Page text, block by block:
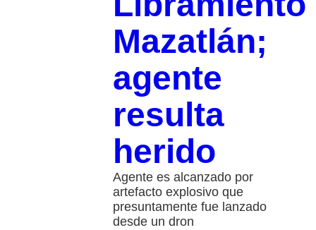
Mazatlán;
agente
resulta
herido
Agente es alcanzado por
artefacto explosivo que
presuntamente fue lanzado
desde un dron